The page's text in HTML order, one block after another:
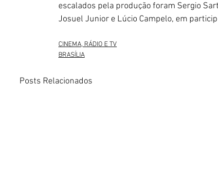
escalados pela produção foram Sergio
Josuel Junior e Lúcio Campelo, em
CINEMA, RÁDIO E TV
BRASÍLIA
Posts Relacionados